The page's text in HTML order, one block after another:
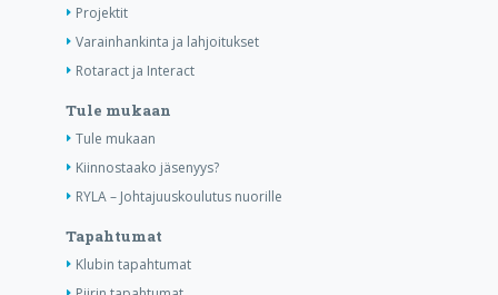
Projektit
Varainhankinta ja lahjoitukset
Rotaract ja Interact
Tule mukaan
Tule mukaan
Kiinnostaako jäsenyys?
RYLA – Johtajuuskoulutus nuorille
Tapahtumat
Klubin tapahtumat